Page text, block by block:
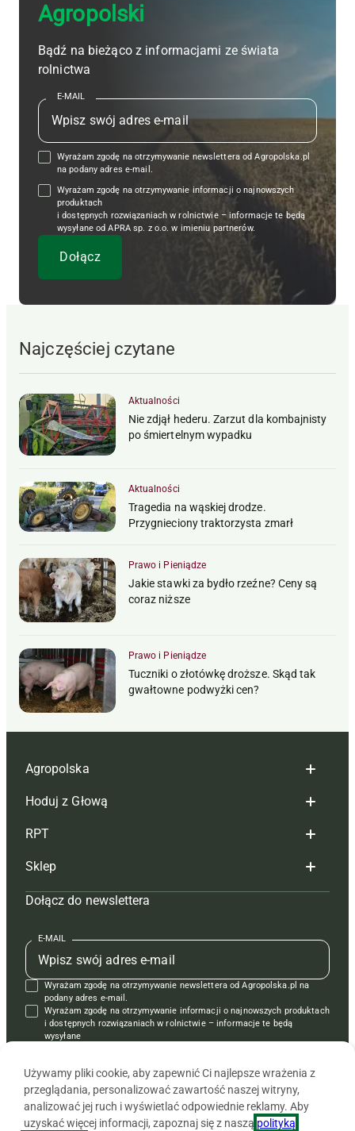
Agropolski
Bądź na bieżąco z informacjami ze świata
rolnictwa
E-MAIL
Wyrażam zgodę na otrzymywanie newslettera od Agropolska.pl
na podany adres e-mail.
Wyrażam zgodę na otrzymywanie informacji o najnowszych
produktach
i dostępnych rozwiązaniach w rolnictwie – informacje te będą
wysyłane od APRA sp. z o.o. w imieniu partnerów.
Najczęściej czytane
Aktualności
Nie zdjął hederu. Zarzut dla kombajnisty
po śmiertelnym wypadku
Aktualności
Tragedia na wąskiej drodze.
Przygnieciony traktorzysta zmarł
Prawo i Pieniądze
Jakie stawki za bydło rzeźne? Ceny są
coraz niższe
Prawo i Pieniądze
Tuczniki o złotówkę droższe. Skąd tak
gwałtowne podwyżki cen?
Agropolska
Redakcja
Reklama
Tagi
Mapa serwisu
Kontakt
Regulamin
Polityka prywatności
Hoduj z Głową
Hoduj z głową bydło
Hoduj z głową świnie
Prenumerata
Redakcja
Kontakt
Reklama
RPT
Redakcja
Prenumerata
Reklama
Kontakt
Krzyżówki
Sklep
Czasopisma i prenumerata
Książki
Regulamin
Dołącz do newslettera
E-MAIL
Wyrażam zgodę na otrzymywanie newslettera od Agropolska.pl na
podany adres e-mail.
Wyrażam zgodę na otrzymywanie informacji o najnowszych produktach
i dostępnych rozwiązaniach w rolnictwie – informacje te będą
wysyłane
Używamy pliki cookie, aby zapewnić Ci najlepsze wrażenia z
przeglądania, personalizować zawartość naszej witryny,
analizować jej ruch i wyświetlać odpowiednie reklamy. Aby
uzyskać więcej informacji, zapoznaj się z naszą polityką